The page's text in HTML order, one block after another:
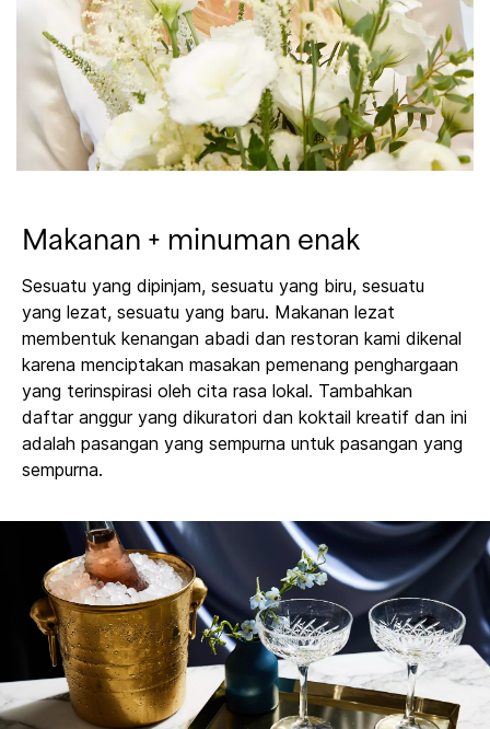
Makanan + minuman enak
Sesuatu yang dipinjam, sesuatu yang biru, sesuatu
yang lezat, sesuatu yang baru. Makanan lezat
membentuk kenangan abadi dan restoran kami dikenal
karena menciptakan masakan pemenang penghargaan
yang terinspirasi oleh cita rasa lokal. Tambahkan
daftar anggur yang dikuratori dan koktail kreatif dan ini
adalah pasangan yang sempurna untuk pasangan yang
sempurna.